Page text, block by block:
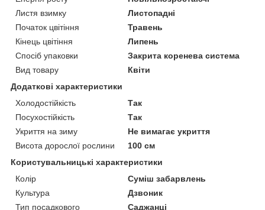
Листя взимку
Листопадні
Початок цвітіння
Травень
Кінець цвітіння
Липень
Спосіб упаковки
Закрита коренева система
Вид товару
Квіти
Додаткові характеристики
Холодостійкість
Так
Посухостійкість
Так
Укриття на зиму
Не вимагає укриття
Висота дорослої рослини
100 см
Користувальницькі характеристики
Колір
Суміш забарвлень
Культура
Дзвоник
Тип посадкового
Саджанці